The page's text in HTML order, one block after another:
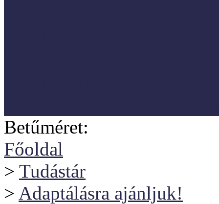
Betűméret:
Főoldal
> Tudástár
> Adaptálásra ajánljuk!